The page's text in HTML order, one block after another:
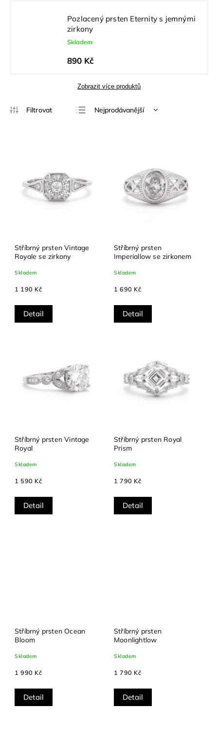
Pozlacený prsten Eternity s jemnými
zirkony
Skladem
890 Kč
Zobrazit více produktů
Nejprodávanější
Stříbrný prsten Vintage
Royale se zirkony
Skladem
1 190 Kč
Detail
Stříbrný prsten
Imperiallow se zirkonem
Skladem
1 690 Kč
Detail
Stříbrný prsten Vintage
Royal
Skladem
1 590 Kč
Detail
Stříbrný prsten Royal
Prism
Skladem
1 790 Kč
Detail
Stříbrný prsten Ocean
Bloom
Skladem
1 990 Kč
Detail
Stříbrný prsten
Moonlightlow
Skladem
1 790 Kč
Detail